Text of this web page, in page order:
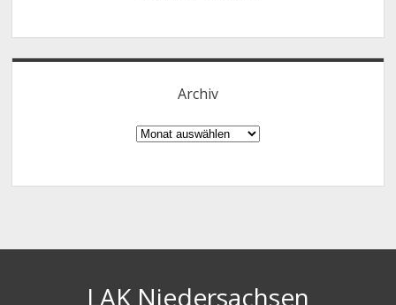
Archiv
Archiv
LAK Niedersachsen